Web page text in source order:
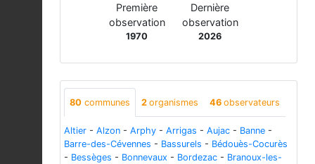
Première
observation
1970
Dernière
observation
2026
80 communes 2 organismes 46 observateurs
Altier - Alzon - Arphy - Arrigas - Aujac - Banne -
Barre-des-Cévennes - Bassurels - Bédouès-Cocurès
- Bessèges - Bonnevaux - Bordezac - Branoux-les-